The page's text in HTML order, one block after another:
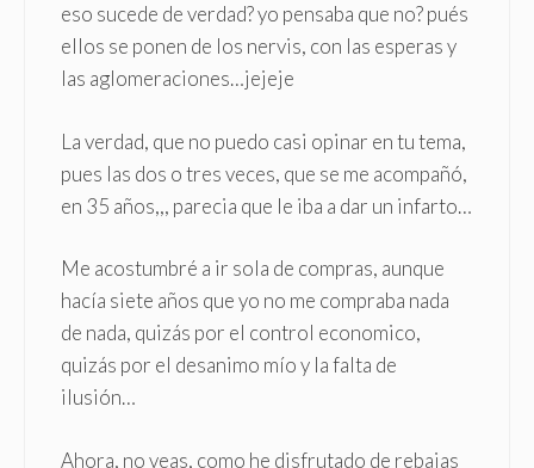
eso sucede de verdad? yo pensaba que no? pués
ellos se ponen de los nervis, con las esperas y
las aglomeraciones…jejeje
La verdad, que no puedo casi opinar en tu tema,
pues las dos o tres veces, que se me acompañó,
en 35 años,,, parecia que le iba a dar un infarto…
Me acostumbré a ir sola de compras, aunque
hacía siete años que yo no me compraba nada
de nada, quizás por el control economico,
quizás por el desanimo mío y la falta de
ilusión…
Ahora, no veas, como he disfrutado de rebajas